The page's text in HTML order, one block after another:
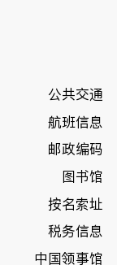
公共交通
航班信息
邮政编码
图书馆
按名索址
税务信息
中国领事馆